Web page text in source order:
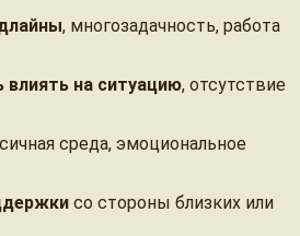
, многозадачность, работа
на ситуацию, отсутствие
среда, эмоциональное
со стороны близких или